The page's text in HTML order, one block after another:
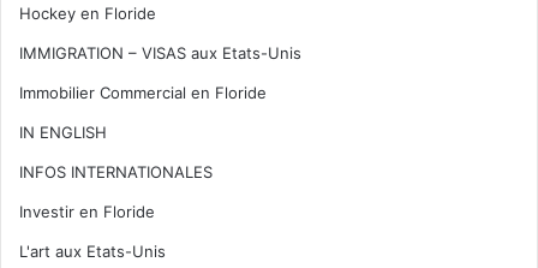
Hockey en Floride
IMMIGRATION – VISAS aux Etats-Unis
Immobilier Commercial en Floride
IN ENGLISH
INFOS INTERNATIONALES
Investir en Floride
L'art aux Etats-Unis